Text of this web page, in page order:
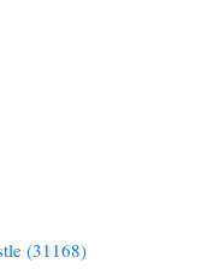
(31168)